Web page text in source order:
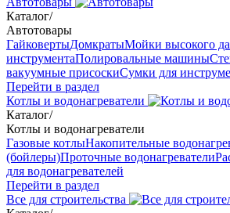
Каталог/
Автотовары
ГайковертыДомкратыМойки высокого
инструментаПолировальные машины
вакуумные присоскиСумки для
Перейти в раздел
Котлы и водонагреватели
Каталог/
Котлы и водонагреватели
Газовые котлыНакопительные
(бойлеры)Проточные водонагреватели
для водонагревателей
Перейти в раздел
Все для строительства